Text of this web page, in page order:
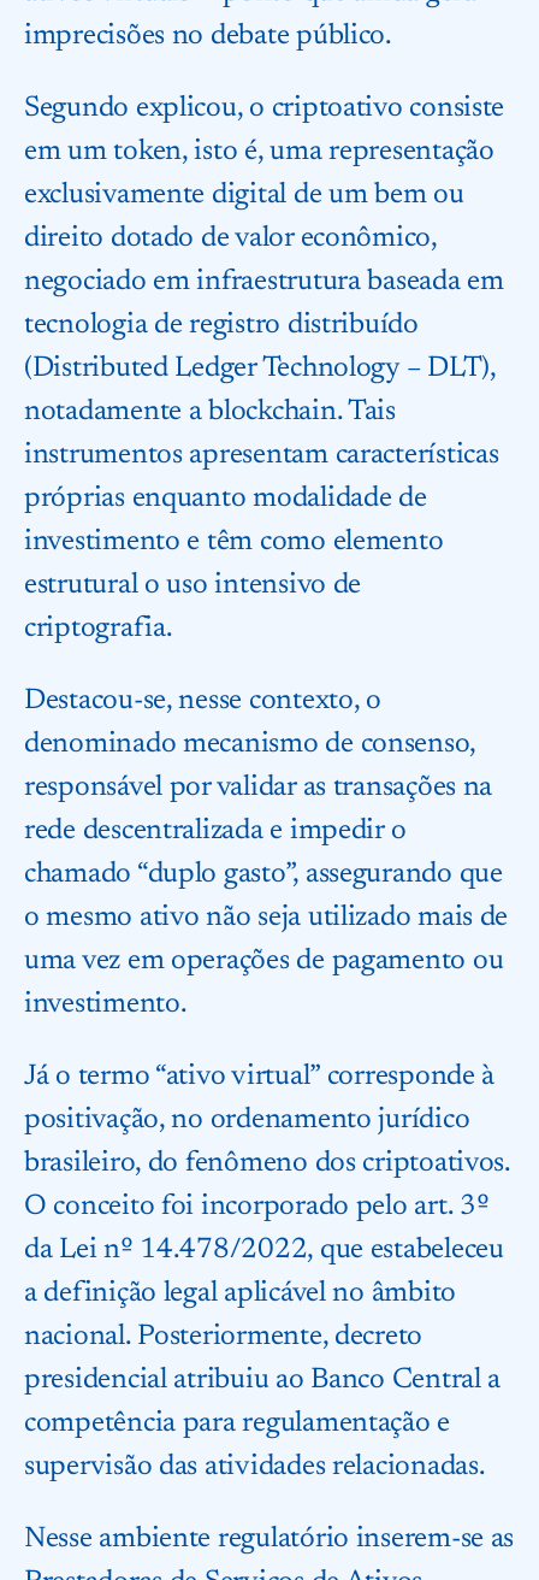
imprecisões no debate público.
Segundo explicou, o criptoativo consiste
em um token, isto é, uma representação
exclusivamente digital de um bem ou
direito dotado de valor econômico,
negociado em infraestrutura baseada em
tecnologia de registro distribuído
(Distributed Ledger Technology – DLT),
notadamente a blockchain. Tais
instrumentos apresentam características
próprias enquanto modalidade de
investimento e têm como elemento
estrutural o uso intensivo de
criptografia.
Destacou-se, nesse contexto, o
denominado mecanismo de consenso,
responsável por validar as transações na
rede descentralizada e impedir o
chamado “duplo gasto”, assegurando que
o mesmo ativo não seja utilizado mais de
uma vez em operações de pagamento ou
investimento.
Já o termo “ativo virtual” corresponde à
positivação, no ordenamento jurídico
brasileiro, do fenômeno dos criptoativos.
O conceito foi incorporado pelo art. 3º
da Lei nº 14.478/2022, que estabeleceu
a definição legal aplicável no âmbito
nacional. Posteriormente, decreto
presidencial atribuiu ao Banco Central a
competência para regulamentação e
supervisão das atividades relacionadas.
Nesse ambiente regulatório inserem-se as